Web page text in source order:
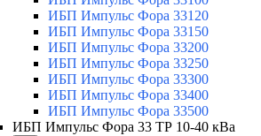
ИБП Импульс Фора 33120
ИБП Импульс Фора 33150
ИБП Импульс Фора 33200
ИБП Импульс Фора 33250
ИБП Импульс Фора 33300
ИБП Импульс Фора 33400
ИБП Импульс Фора 33500
ИБП Импульс Фора 33 ТР 10-40 кВа